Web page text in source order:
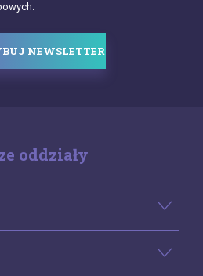
NEWSLETTER
oddziały